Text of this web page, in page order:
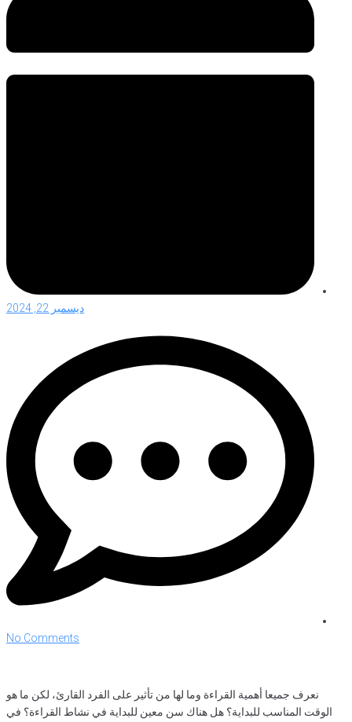
ديسمبر 22, 2024
No Comments
نعرف جميعا أهمية القراءة وما لها من تأثير على الفرد القارئ، لكن ما هو
الوقت المناسب للبداية؟ هل هناك سن معين للبداية في نشاط القراءة؟ في